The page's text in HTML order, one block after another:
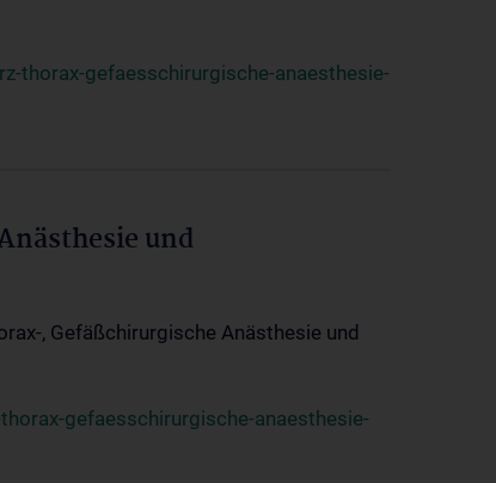
thorax-gefaesschirurgische-anaesthesie-
und
, Gefäßchirurgische Anästhesie und
gefaesschirurgische-anaesthesie-